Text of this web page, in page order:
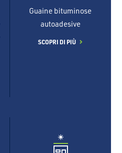
Guaine bituminose
autoadesive
SCOPRI DI PIÙ